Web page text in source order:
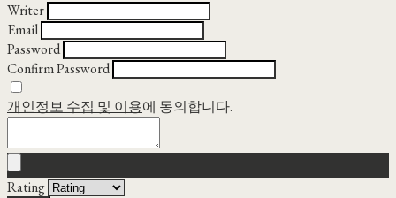
Writer
Email
Password
Confirm Password
개인정보 수집 및 이용에 동의합니다.
Rating